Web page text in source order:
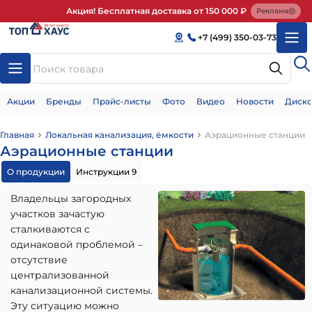
Акция! Бесплатная доставка от 150 000 ₽ Реклама
+7 (499) 350-03-73
Акции Бренды Прайс-листы Фото Видео Новости
Главная Локальная канализация, ёмкости Аэрационные станции
Аэрационные станции
О продукции Инструкции 9
Владельцы загородных
участков зачастую
сталкиваются с
одинаковой проблемой –
отсутствие
централизованной
канализационной системы.
Эту ситуацию можно